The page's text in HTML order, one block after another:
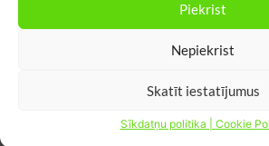
Piekrist
Nepiekrist
Skatīt iestatījumus
Sīkdatņu politika | Cookie